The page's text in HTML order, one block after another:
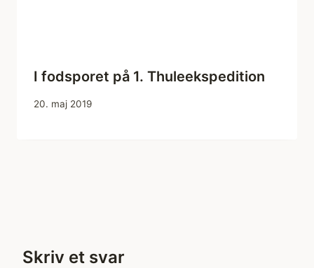
I fodsporet på 1. Thuleekspedition
20. maj 2019
Skriv et svar